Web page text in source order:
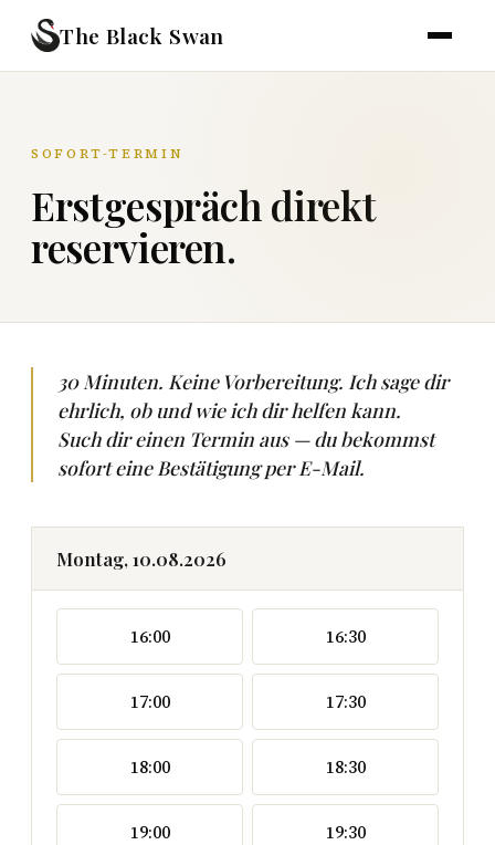
The Black Swan
SOFORT-TERMIN
Erstgespräch direkt
reservieren.
30 Minuten. Keine Vorbereitung. Ich sage dir
ehrlich, ob und wie ich dir helfen kann.
Such dir einen Termin aus — du bekommst
sofort eine Bestätigung per E-Mail.
Montag, 10.08.2026
16:00 16:30
17:00 17:30
18:00 18:30
19:00 19:30